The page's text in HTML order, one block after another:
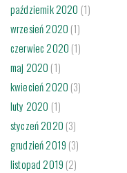
październik 2020 (1)
wrzesień 2020 (1)
czerwiec 2020 (1)
maj 2020 (1)
kwiecień 2020 (3)
luty 2020 (1)
styczeń 2020 (3)
grudzień 2019 (3)
listopad 2019 (2)